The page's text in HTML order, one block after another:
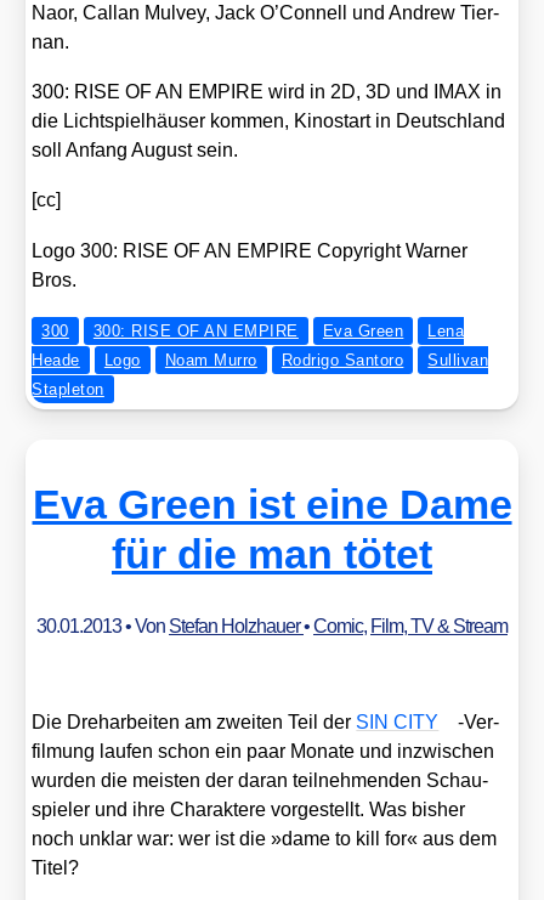
Naor, Cal­lan Mul­vey, Jack O’Con­nell und Andrew Tier­
nan.
300: RISE OF AN EMPIRE wird in 2D, 3D und IMAX in
die Licht­spiel­häu­ser kom­men, Kino­start in Deutsch­land
soll Anfang August sein.
[cc]
Logo 300: RISE OF AN EMPIRE Copy­right War­ner
Bros.
300 300: RISE OF AN EMPIRE Eva Green
Lena
Heade
Logo Noam Murro Rodrigo Santoro
Sullivan
Stapleton
Eva Green ist eine Dame
für die man tötet
30.01.2013• Von Stefan Holzhauer•Comic, Film, TV & Stream
Die Dreh­ar­bei­ten am zwei­ten Teil der SIN CITY
-Ver­
fil­mung lau­fen schon ein paar Mona­te und inzwi­schen
wur­den die meis­ten der dar­an teil­neh­men­den Schau­
spie­ler und ihre Cha­rak­te­re vor­ge­stellt. Was bis­her
noch unklar war: wer ist die »dame to kill for« aus dem
Titel?